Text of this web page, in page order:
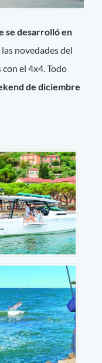
se desarrolló en
novedades del
el 4x4. Todo
de diciembre